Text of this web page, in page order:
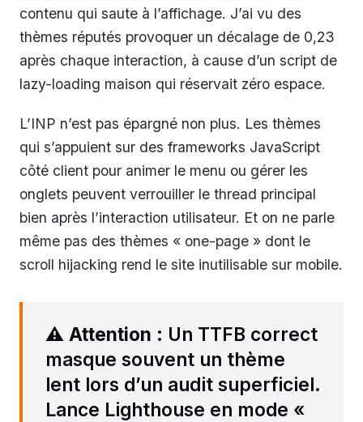
contenu qui saute à l’affichage. J’ai vu des
thèmes réputés provoquer un décalage de 0,23
après chaque interaction, à cause d’un script de
lazy-loading maison qui réservait zéro espace.
L’INP n’est pas épargné non plus. Les thèmes
qui s’appuient sur des frameworks JavaScript
côté client pour animer le menu ou gérer les
onglets peuvent verrouiller le thread principal
bien après l’interaction utilisateur. Et on ne parle
même pas des thèmes « one-page » dont le
scroll hijacking rend le site inutilisable sur mobile.
⚠️ Attention : Un TTFB correct
masque souvent un thème
lent lors d’un audit superficiel.
Lance Lighthouse en mode «